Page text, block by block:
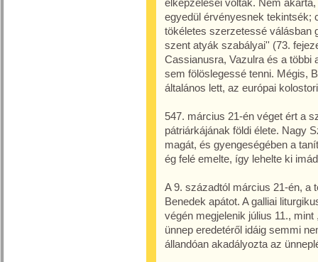
elképzelései voltak. Nem
egyedül érvényesnek tekintsék;
tökéletes szerzetessé válásban
szent atyák szabályai'' (73.
Cassianusra, Vazulra és a többi
sem fölöslegessé tenni. Mégis,
általános lett, az európai
547. március 21-én véget ért a
pátriárkájának földi élete. Nagy
magát, és gyengeségében a
ég felé emelte, így lehelte ki
A 9. századtól március 21-én, a
Benedek apátot. A galliai
végén megjelenik július 11.,
ünnep eredetéről idáig semmi
állandóan akadályozta az